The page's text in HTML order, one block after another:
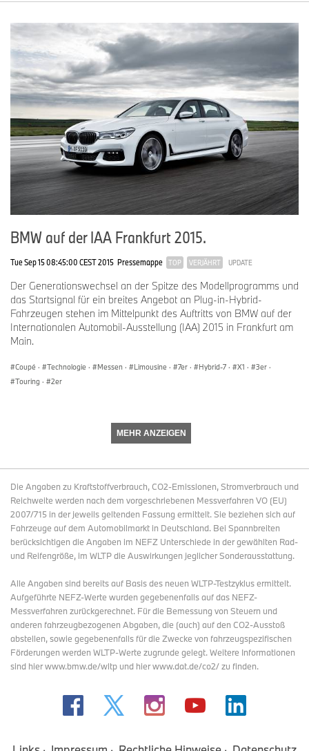
BMW auf der IAA Frankfurt 2015.
Tue Sep 15 08:45:00 CEST 2015 Pressemappe TOP VERJÄHRT UPDATE
Der Generationswechsel an der Spitze des Modellprogramms und
das Startsignal für ein breites Angebot an Plug-in-Hybrid-
Fahrzeugen stehen im Mittelpunkt des Auftritts von BMW auf der
Internationalen Automobil-Ausstellung (IAA) 2015 in Frankfurt am
Main.
Coupé · Technologie · Messen · Limousine · 7er · Hybrid-7 · X1 · 3er ·
Touring · 2er
MEHR ANZEIGEN
Die Angaben zu Kraftstoffverbrauch, CO2-Emissionen, Stromverbrauch und
Reichweite werden nach dem vorgeschriebenen Messverfahren VO (EU)
2007/715 in der jeweils geltenden Fassung ermittelt. Sie beziehen sich auf
Fahrzeuge auf dem Automobilmarkt in Deutschland. Bei Spannbreiten
berücksichtigen die Angaben im NEFZ Unterschiede in der gewählten Rad-
und Reifengröße, im WLTP die Auswirkungen jeglicher Sonderausstattung.
Alle Angaben sind bereits auf Basis des neuen WLTP-Testzyklus ermittelt.
Aufgeführte NEFZ-Werte wurden gegebenenfalls auf das NEFZ-
Messverfahren zurückgerechnet. Für die Bemessung von Steuern und
anderen fahrzeugbezogenen Abgaben, die (auch) auf den CO2-Ausstoß
abstellen, sowie gegebenenfalls für die Zwecke von fahrzeugspezifischen
Förderungen werden WLTP-Werte zugrunde gelegt. Weitere Informationen
sind hier www.bmw.de/wltp und hier www.dat.de/co2/ zu finden.